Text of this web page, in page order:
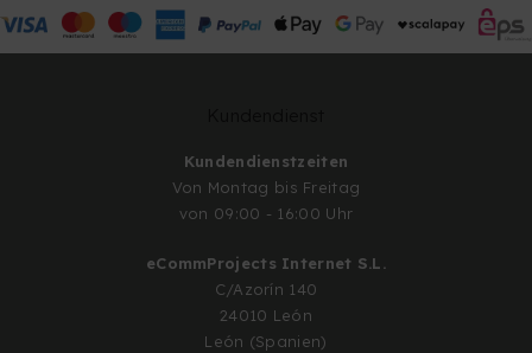
Kundendienstzeiten
Von Montag bis Freitag
von 09:00 - 16:00 Uhr
eCommProjects Internet S.L.
C/Azorín 140
24010 León
León (Spanien)